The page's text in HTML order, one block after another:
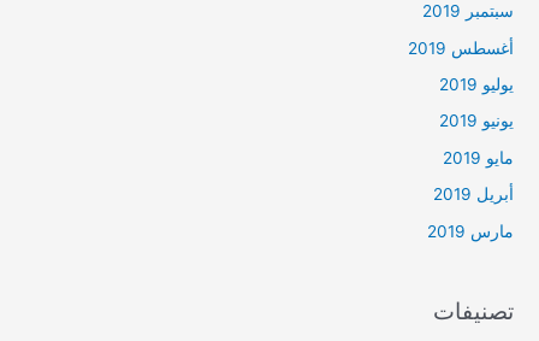
سبتمبر 2019
أغسطس 2019
يوليو 2019
يونيو 2019
مايو 2019
أبريل 2019
مارس 2019
تصنيفات